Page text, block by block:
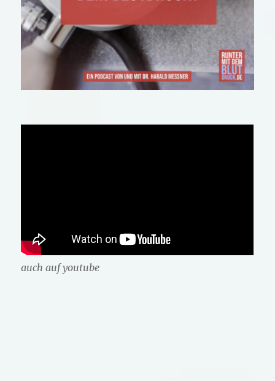
auch auf youtube